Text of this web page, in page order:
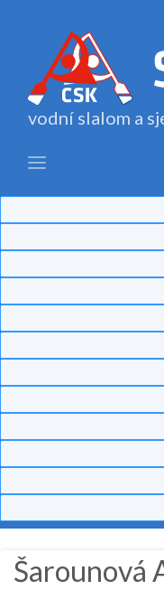
vodní slalom a
Šarounová